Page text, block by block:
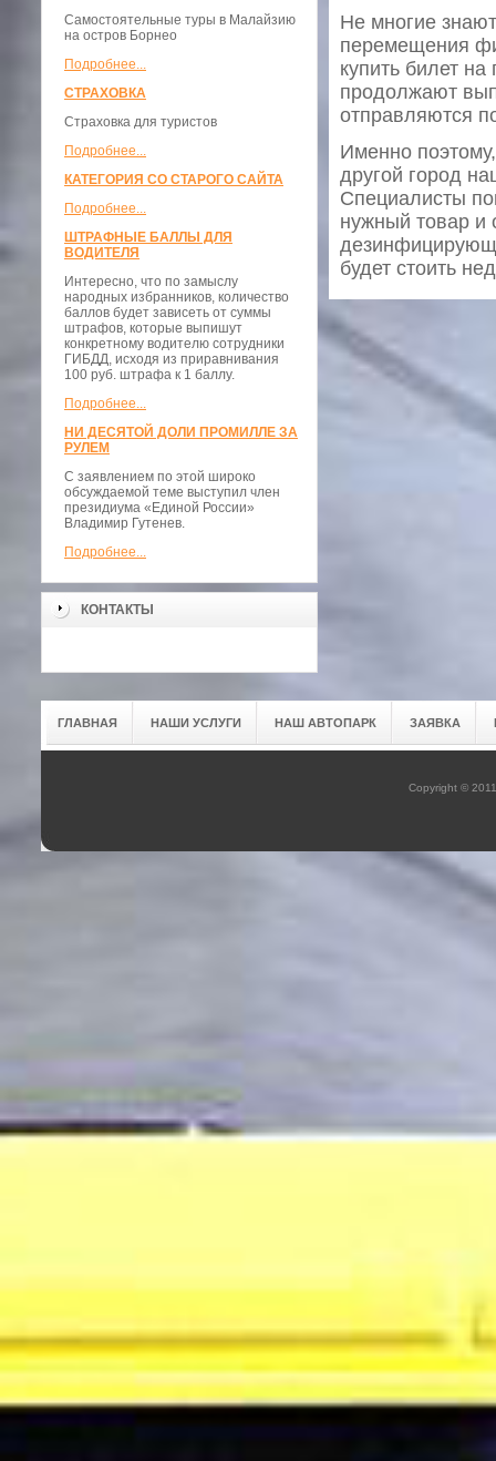
Самостоятельные туры в Малайзию
на остров Борнео
Подробнее...
СТРАХОВКА
Страховка для туристов
Подробнее...
КАТЕГОРИЯ СО СТАРОГО САЙТА
Подробнее...
ШТРАФНЫЕ БАЛЛЫ ДЛЯ
ВОДИТЕЛЯ
Интересно, что по замыслу
народных избранников, количество
баллов будет зависеть от суммы
штрафов, которые выпишут
конкретному водителю сотрудники
ГИБДД, исходя из приравнивания
100 руб. штрафа к 1 баллу.
Подробнее...
НИ ДЕСЯТОЙ ДОЛИ ПРОМИЛЛЕ ЗА
РУЛЕМ
С заявлением по этой широко
обсуждаемой теме выступил член
президиума «Единой России»
Владимир Гутенев.
Подробнее...
КОНТАКТЫ
Не многие
перемещения
купить билет
продолжают
отправляются
Именно
другой город
Специалисты
нужный товар и
будет стоить
ГЛАВНАЯ НАШИ УСЛУГИ НАШ АВТОПАРК ЗАЯВКА
Copyright ©